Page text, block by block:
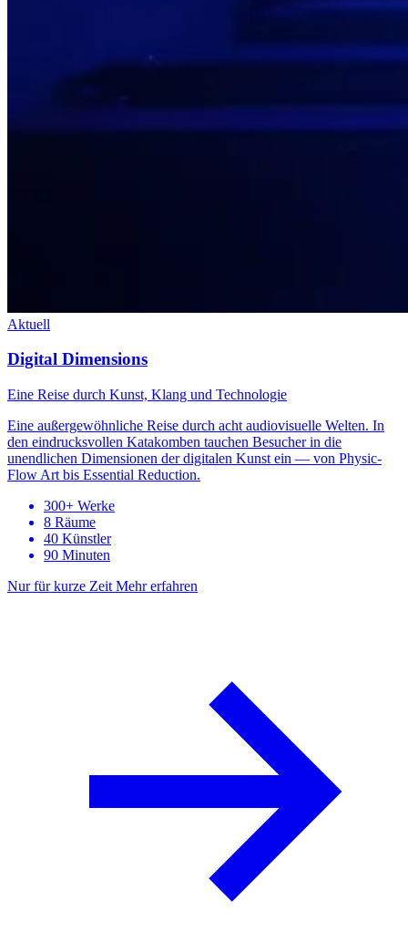
Aktuell
Digital Dimensions
Eine Reise durch Kunst, Klang und Technologie
Eine außergewöhnliche Reise durch acht audiovisuelle Welten. In
den eindrucksvollen Katakomben tauchen Besucher in die
unendlichen Dimensionen der digitalen Kunst ein — von Physic-
Flow Art bis Essential Reduction.
300+ Werke
8 Räume
40 Künstler
90 Minuten
Nur für kurze Zeit Mehr erfahren